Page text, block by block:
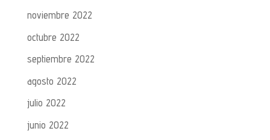
noviembre 2022
octubre 2022
septiembre 2022
agosto 2022
julio 2022
junio 2022